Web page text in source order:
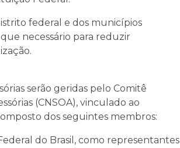
federal e dos municípios
necessário para reduzir
serão geridas pelo Comitê
(CNSOA), vinculado ao
dos seguintes membros:
do Brasil, como representantes